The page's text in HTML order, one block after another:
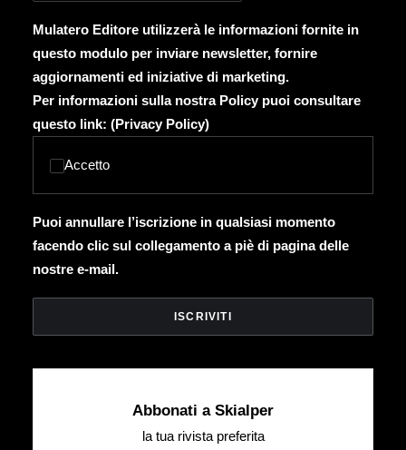
Mulatero Editore utilizzerà le informazioni fornite in
questo modulo per inviare newsletter, fornire
aggiornamenti ed iniziative di marketing.
Per informazioni sulla nostra Policy puoi consultare
questo link: (Privacy Policy)
Accetto
Puoi annullare l’iscrizione in qualsiasi momento
facendo clic sul collegamento a piè di pagina delle
nostre e-mail.
Abbonati a Skialper
la tua rivista preferita